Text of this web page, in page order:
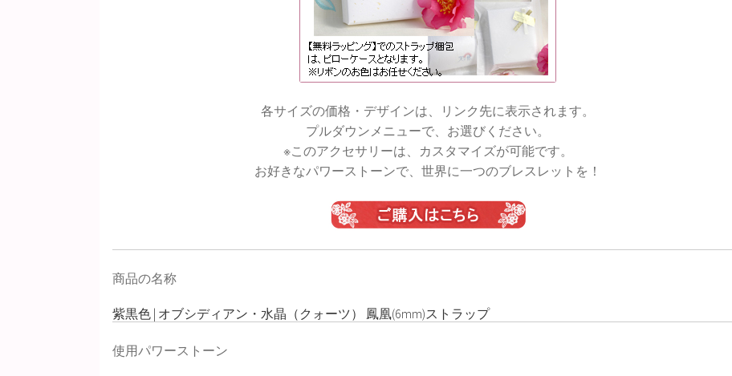
各サイズの価格・デザインは、リンク先に表示されます。
プルダウンメニューで、お選びください。
※このアクセサリーは、カスタマイズが可能です。
お好きなパワーストーンで、世界に一つのブレスレットを！
商品の名称
紫黒色 | オブシディアン・水晶（クォーツ） 鳳凰(6mm)ストラップ
使用パワーストーン